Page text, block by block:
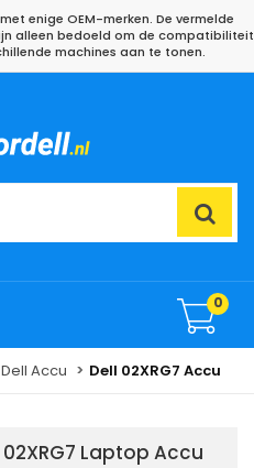
enige OEM-merken. De vermelde
alleen bedoeld om de compatibiliteit
machines aan te tonen.
0
Dell Accu Dell 02XRG7 Accu
Laptop Accu